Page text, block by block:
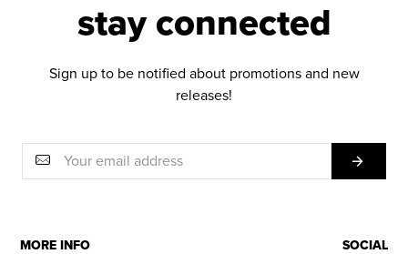
stay connected
Sign up to be notified about promotions and new
releases!
MORE INFO
SOCIAL